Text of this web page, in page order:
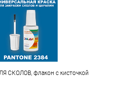
СКОЛОВ, флакон с кисточкой